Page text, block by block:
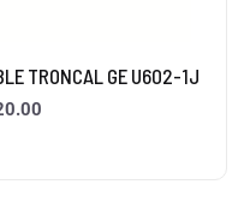
TRONCAL GE U602-1J